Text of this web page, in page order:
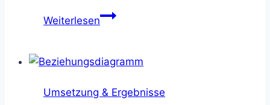
WeiterlesenBeratungsmandat
Kunden
Consultants
Umsetzung & Ergebnisse